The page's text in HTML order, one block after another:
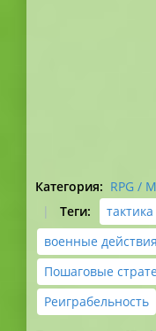
Категория: RPG /
|
Теги: тактика
военные действия
Пошаговые
Реиграбельность